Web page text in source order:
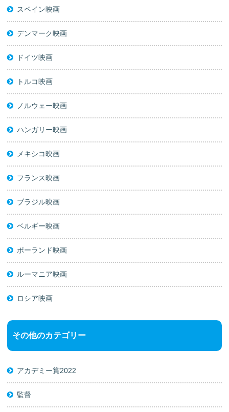
スペイン映画
デンマーク映画
ドイツ映画
トルコ映画
ノルウェー映画
ハンガリー映画
メキシコ映画
フランス映画
ブラジル映画
ベルギー映画
ポーランド映画
ルーマニア映画
ロシア映画
その他のカテゴリー
アカデミー賞2022
監督